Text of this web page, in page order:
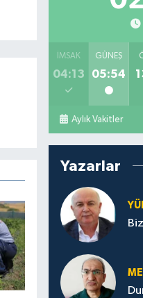
İMSAK
04:13
GÜNEŞ
05:54
Aylık Vakitler
Yazarlar